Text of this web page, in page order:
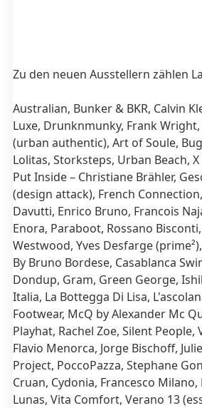
Zu den neuen Ausstellern zählen
Australian, Bunker & BKR, Calvin
Luxe, Drunknmunky, Frank
(urban authentic), Art of Soule,
Lolitas, Storksteps, Urban Beach,
Put Inside – Christiane Brähler,
(design attack), French
Davutti, Enrico Bruno, Francois
Enora, Paraboot, Rossano
Westwood, Yves Desfarge
By Bruno Bordese, Casablanca
Dondup, Gram, Green George,
Italia, La Bottegga Di Lisa,
Footwear, McQ by Alexander Mc
Playhat, Rachel Zoe, Silent
Flavio Menorca, Jorge Bischoff,
Project, PoccoPazza, Stephane
Cruan, Cydonia, Francesco
Lunas, Vita Comfort, Verano 13